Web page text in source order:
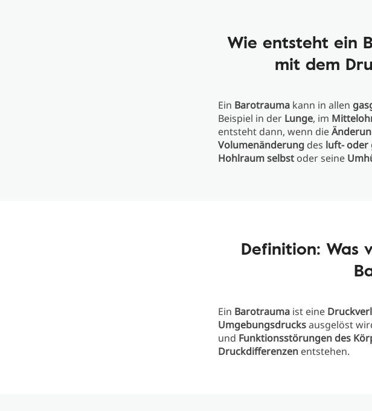
Wie entsteht ein
mit dem
Ein Barotrauma kann in allen
Beispiel in der Lunge, im
entsteht dann, wenn die
Volumenänderung des luft- oder
Hohlraum selbst oder seine
Definition: Was
Ein Barotrauma ist eine
Umgebungsdrucksausgelöst
und Funktionsstörungen des
Druckdifferenzen entstehen.